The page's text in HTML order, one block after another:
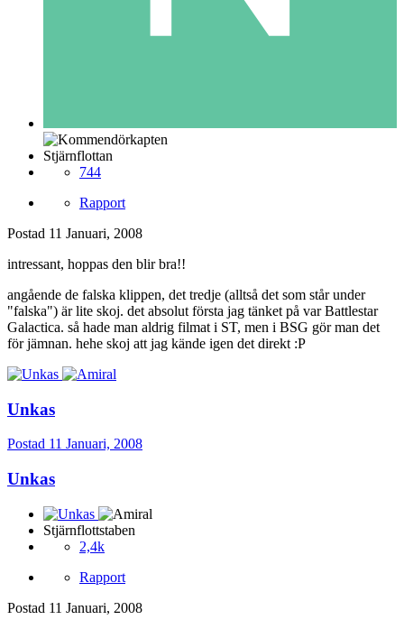
Stjärnflottan
744
Rapport
Postad 11 Januari, 2008
intressant, hoppas den blir bra!!
angående de falska klippen, det tredje (alltså det som står under
"falska") är lite skoj. det absolut första jag tänket på var Battlestar
Galactica. så hade man aldrig filmat i ST, men i BSG gör man det
för jämnan. hehe skoj att jag kände igen det direkt :P
Unkas
Postad 11 Januari, 2008
Unkas
Stjärnflottstaben
2,4k
Rapport
Postad 11 Januari, 2008